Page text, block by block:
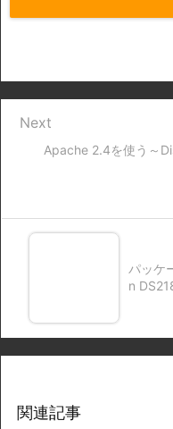
Apache 2.4を使う～
Next
パッケ
n
関連記事